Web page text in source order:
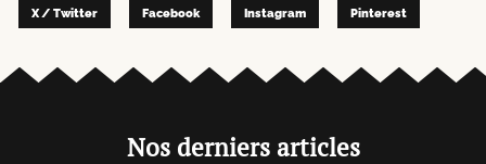
X / Twitter Facebook Instagram Pinterest
Nos derniers articles